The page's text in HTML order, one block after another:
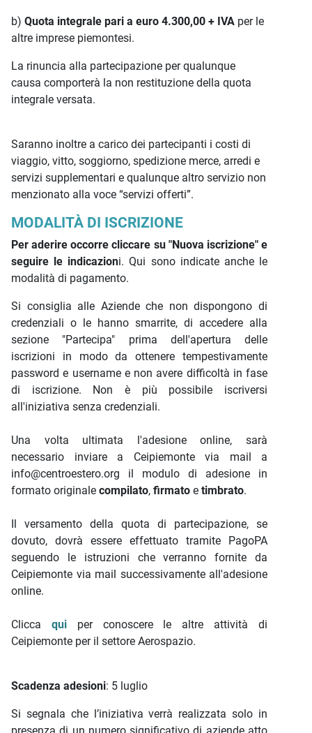
b) Quota integrale pari a euro 4.300,00 + IVA per le
altre imprese piemontesi.
La rinuncia alla partecipazione per qualunque
causa comporterà la non restituzione della quota
integrale versata.
Saranno inoltre a carico dei partecipanti i costi di
viaggio, vitto, soggiorno, spedizione merce, arredi e
servizi supplementari e qualunque altro servizio non
menzionato alla voce “servizi offerti”.
MODALITÀ DI ISCRIZIONE
Per aderire occorre cliccare su "Nuova iscrizione" e
seguire le indicazioni. Qui sono indicate anche le
modalità di pagamento.
Si consiglia alle Aziende che non dispongono di
credenziali o le hanno smarrite, di accedere alla
sezione "Partecipa" prima dell'apertura delle
iscrizioni in modo da ottenere tempestivamente
password e username e non avere difficoltà in fase
di iscrizione. Non è più possibile iscriversi
all'iniziativa senza credenziali.
Una volta ultimata l'adesione online, sarà
necessario inviare a Ceipiemonte via mail a
info@centroestero.org il modulo di adesione in
formato originale compilato, firmato e timbrato.
Il versamento della quota di partecipazione, se
dovuto, dovrà essere effettuato tramite PagoPA
seguendo le istruzioni che verranno fornite da
Ceipiemonte via mail successivamente all'adesione
online.
Clicca quiper conoscere le altre attività di
Ceipiemonte per il settore Aerospazio.
Scadenza adesioni: 5 luglio
Si segnala che l’iniziativa verrà realizzata solo in